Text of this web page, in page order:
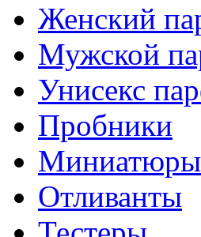
Женский
Мужской
Унисекс
Пробники
Миниатюры
Отливанты